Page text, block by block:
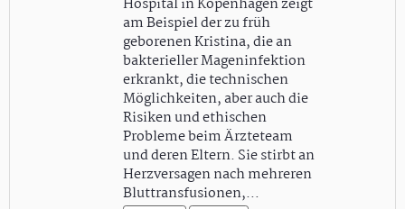
Hospital in Kopenhagen zeigt
am Beispiel der zu früh
geborenen Kristina, die an
bakterieller Mageninfektion
erkrankt, die technischen
Möglichkeiten, aber auch die
Risiken und ethischen
Probleme beim Ärzteteam
und deren Eltern. Sie stirbt an
Herzversagen nach mehreren
Bluttransfusionen,…